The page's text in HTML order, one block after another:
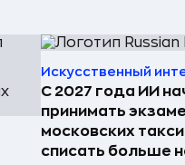
Искусственный
С 2027 года ИИ
принимать
московских
списать больше